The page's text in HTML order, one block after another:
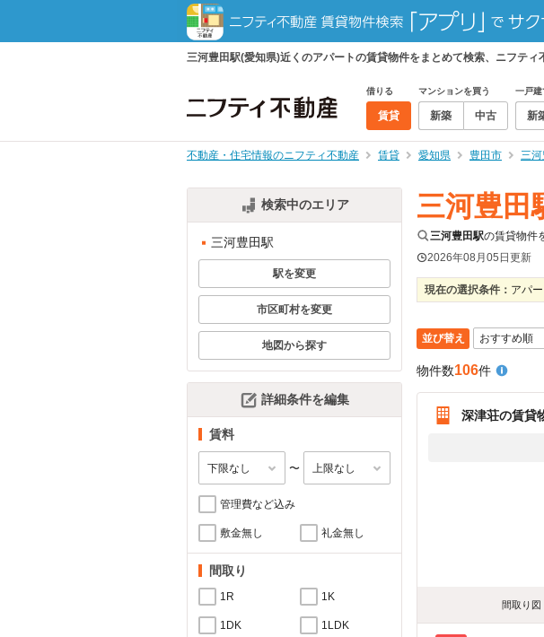
三河豊田駅(愛知県)近くのアパートの賃貸物件をまとめて検索、ニフテ
借りる
賃貸
マンションを買う
新築 中古
一戸建
新
不動産・住宅情報のニフティ不動産 賃貸 愛知県 豊田市 三河
検索中のエリア
三河豊田駅
駅を変更
市区町村を変更
地図から探す
詳細条件を編集
賃料
〜
管理費など込み
敷金無し 礼金無し
間取り
1R 1K
1DK 1LDK
三河豊田
三河豊田駅の賃貸物件
2026年08月05日更新
現在の選択条件： アパー
並び替え
物件数106件
深津荘の賃貸
間取り図